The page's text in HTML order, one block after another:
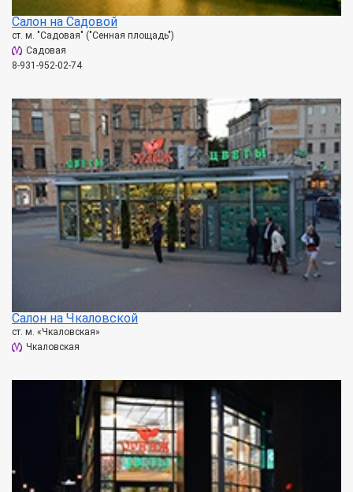
Салон на Садовой
ст. м. "Садовая" ("Сенная площадь")
Садовая
8-931-952-02-74
Салон на Чкаловской
ст. м. «Чкаловская»
Чкаловская